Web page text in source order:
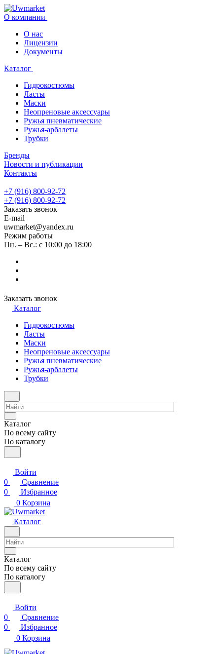
О компании
О нас
Лицензии
Документы
Каталог
Гидрокостюмы
Ласты
Маски
Неопреновые аксессуары
Ружья пневматические
Ружья-арбалеты
Трубки
Бренды
Новости и публикации
Контакты
+7 (916) 800-92-72
+7 (916) 800-92-72
Заказать звонок
E-mail
uwmarket@yandex.ru
Режим работы
Пн. – Вс.: с 10:00 до 18:00
Заказать звонок
Каталог
Гидрокостюмы
Ласты
Маски
Неопреновые аксессуары
Ружья пневматические
Ружья-арбалеты
Трубки
Каталог
По всему сайту
По каталогу
Войти
0
Сравнение
0
Избранное
0 Корзина
Каталог
Каталог
По всему сайту
По каталогу
Войти
0
Сравнение
0
Избранное
0 Корзина